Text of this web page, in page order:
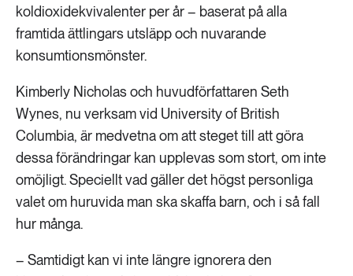
koldioxidekvivalenter per år – baserat på alla
framtida ättlingars utsläpp och nuvarande
konsumtionsmönster.
Kimberly Nicholas och huvudförfattaren Seth
Wynes, nu verksam vid University of British
Columbia, är medvetna om att steget till att göra
dessa förändringar kan upplevas som stort, om inte
omöjligt. Speciellt vad gäller det högst personliga
valet om huruvida man ska skaffa barn, och i så fall
hur många.
– Samtidigt kan vi inte längre ignorera den